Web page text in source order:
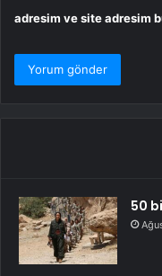
adresim ve site adresim
50